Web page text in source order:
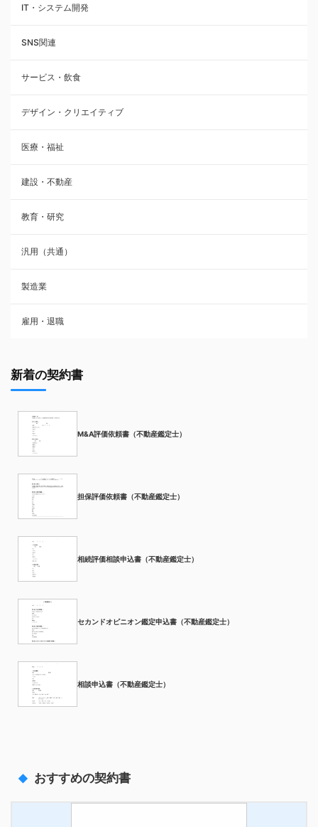
IT・システム開発
SNS関連
サービス・飲食
デザイン・クリエイティブ
医療・福祉
建設・不動産
教育・研究
汎用（共通）
製造業
雇用・退職
新着の契約書
M&A評価依頼書（不動産鑑定士）
担保評価依頼書（不動産鑑定士）
相続評価相談申込書（不動産鑑定士）
セカンドオピニオン鑑定申込書（不動産鑑定士）
相談申込書（不動産鑑定士）
おすすめの契約書